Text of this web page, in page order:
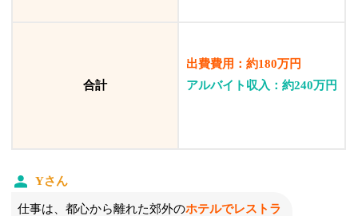
合計
出費費用：約180万円
アルバイト収入：約240万円
Yさん
仕事は、都心から離れた郊外のホテルでレストラ